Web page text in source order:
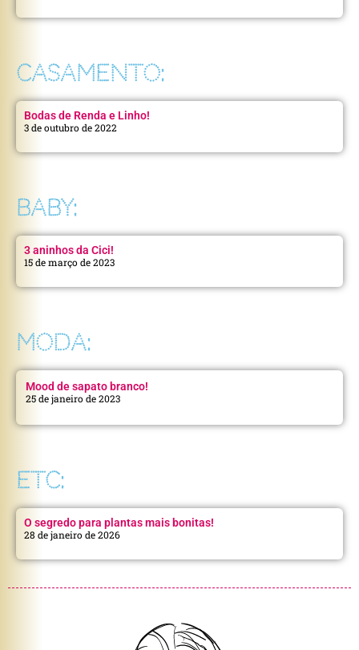
CASAMENTO:
Bodas de Renda e Linho!
3 de outubro de 2022
BABY:
3 aninhos da Cici!
15 de março de 2023
MODA:
Mood de sapato branco!
25 de janeiro de 2023
ETC:
O segredo para plantas mais bonitas!
28 de janeiro de 2026